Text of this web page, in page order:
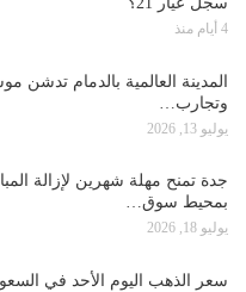
4 أيام منذ
وتجارب…
يوليو 13, 2026
جدة تمنح مهلة شهرين لإزالة
بمحيط سوق…
يوليو 18, 2026
سعر الذهب اليوم الأحد في